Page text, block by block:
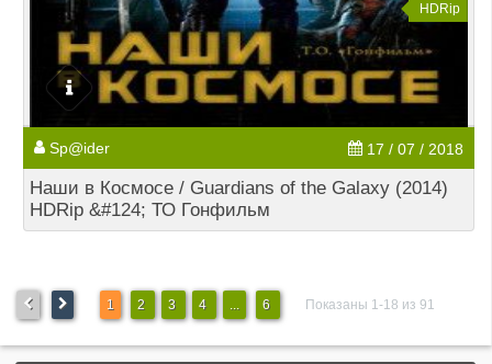
HDRip
Sp@ider 17 / 07 / 2018
Наши в Космосе / Guardians of the Galaxy (2014)
HDRip &#124; ТО Гонфильм
1 2 3 4 ... 6 Показаны 1-18 из 91